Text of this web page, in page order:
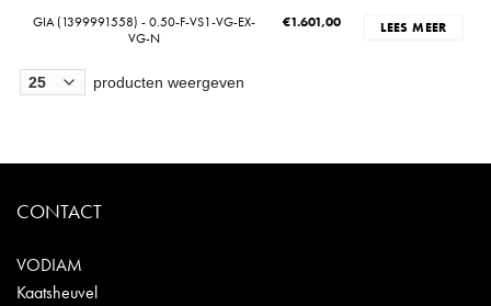
GIA (1399991558) - 0.50-F-VS1-VG-EX-
VG-N
€1.601,00 LEES MEER
producten weergeven
CONTACT
VODIAM
Kaatsheuvel